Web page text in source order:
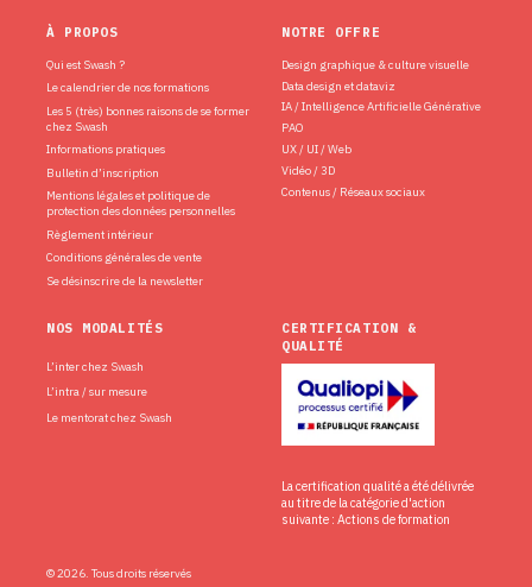
À PROPOS
Qui est Swash ?
Le calendrier de nos formations
Les 5 (très) bonnes raisons de se former
chez Swash
Informations pratiques
Bulletin d’inscription
Mentions légales et politique de
protection des données personnelles
Règlement intérieur
Conditions générales de vente
Se désinscrire de la newsletter
NOTRE OFFRE
Design graphique & culture visuelle
Data design et dataviz
IA / Intelligence Artificielle Générative
PAO
UX / UI / Web
Vidéo / 3D
Contenus / Réseaux sociaux
NOS MODALITÉS
L’inter chez Swash
L’intra / sur mesure
Le mentorat chez Swash
CERTIFICATION &
QUALITÉ
La certification qualité a été délivrée
au titre de la catégorie d'action
suivante : Actions de formation
© 2026. Tous droits réservés